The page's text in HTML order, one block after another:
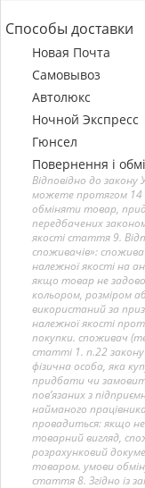
Способы доставки
Новая Почта
Самовывоз
Автолюкс
Ночной Экспресс
Гюнсел
Повернення і
Відповідно до
можете протягом 14
обміняти товар,
передбачених
якості стаття 9.
споживачів»:
належної якості на
якщо товар не
кольором, розміром
використаний за
належної якості
покупки. споживач
статті 1. п.22 закону
фізична особа, яка
придбати чи
пов’язаних з
найманого
провадиться: якщо
товарний вигляд,
розрахунковий
товаром. умови
стаття 8. Згідно із